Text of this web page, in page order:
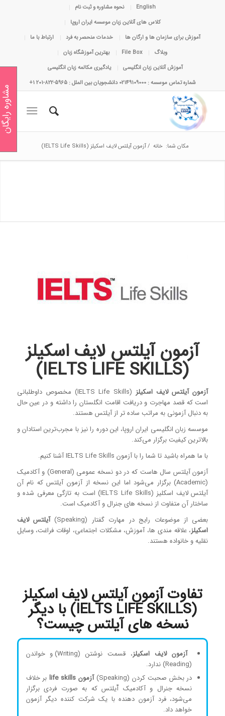
English
نحوه مشاوره و ثبت نام
کلاس های آنلاین زبان موسسه ایران اروپا
آموزش برای سازمان ها و ارگان ها
خدمات منحصر به فرد
ارتباط با ما
وبلاگ
File Box
بهترین آموزشگاه زبان
آموزش آنلاین زبان انگلیسی
یادگیری مکالمه زبان انگلیسی
شماره تماس موسسه : 02149109000 دانشجویان بین الملل : 5965-822-201 1+
مکان شما: خانه /آزمون آیلتس لایف اسکیلز (IELTS Life Skills)
آزمون آیلتس لایف اسکیلز
(IELTS LIFE SKILLS)
آزمون آیلتس لایف اسکیلز
(IELTS Life Skills) مخصوص داوطلبانی
است که قصد مهاجرت و دریافت اقامت انگلستان را داشته و در عین حال
به دنبال آزمونی به مراتب ساده تر از آیلتس هستند.
موسسه زبان انگلیسی ایران اروپا، این دوره را نیز با مجرب‌ترین استادان و
بالاترین کیفیت برگزار می‌کند.
با ما همراه باشید تا شما را با آزمون IELTS Life Skills آشنا کنیم.
آزمون آیلتس سال هاست که در دو نسخه عمومی (General) و آکادمیک
(Academic) برگزار می‌شود اما این نسخه از آزمون آیلتس که نام آن
آیلتس لایف اسکلیز (IELTS Life Skills) است به تازگی معرفی شده و
ساختار آن متفاوت از نسخه های جنرال و آکادمیک است.
بعضی از موضوعات رایج در مهارت گفتار (Speaking)
آیلتس لایف
اسکیلز، علاقه مندی ها، آموزش، مشکلات اجتماعی، اوقات فراغت، وسایل
نقلیه و خانواده هستند.
تفاوت آزمون آیلتس لایف اسکیلز
(IELTS LIFE SKILLS) با دیگر
نسخه های آیلتس چیست؟
آزمون لایف اسکیلز
، قسمت نوشتن (Writing) و خواندن
(Reading) ندارد.
در بخش صحبت کردن (Speaking)
آزمون life skills
بر خلاف
نسخه جنرال و آکادمیک آّیلتس که به صورت فردی برگزار
می‌شود، فرد آزمون دهنده با یک شرکت کننده دیگر آزمون
خواهد داد.